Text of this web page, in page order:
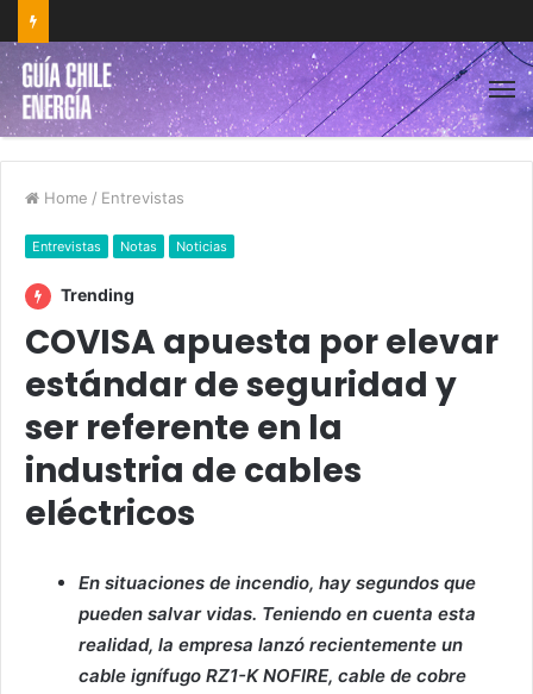
Home / Entrevistas
Entrevistas Notas Noticias
Trending
COVISA apuesta por elevar
estándar de seguridad y
ser referente en la
industria de cables
eléctricos
En situaciones de incendio, hay segundos que
pueden salvar vidas. Teniendo en cuenta esta
realidad, la empresa lanzó recientemente un
cable ignífugo RZ1-K NOFIRE, cable de cobre